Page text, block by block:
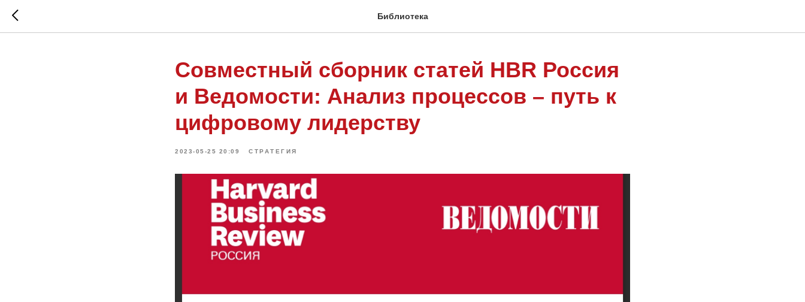
Библиотека
Совместный сборник статей HBR Россия
и Ведомости: Анализ процессов – путь к
цифровому лидерству
2023-05-25 20:09 СТРАТЕГИЯ